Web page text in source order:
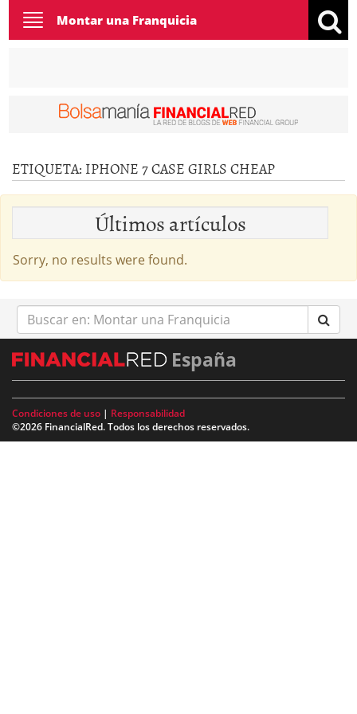
Toggle
navigation
Montar una Franquicia
ETIQUETA: IPHONE 7 CASE GIRLS CHEAP
Últimos artículos
Sorry, no results were found.
Buscar
en:
España
Condiciones de uso | Responsabilidad
©2026 FinancialRed. Todos los derechos reservados.